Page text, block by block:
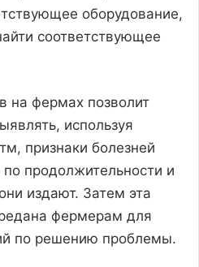
оборудование,
соответствующее
на фермах позволит
используя
признаки болезней
продолжительности и
издают. Затем эта
фермерам для
по решению проблемы.